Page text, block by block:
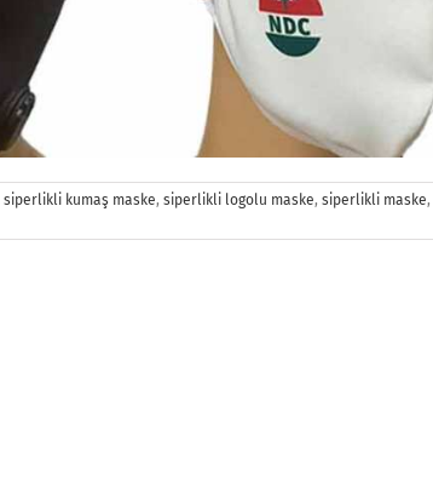
siperlikli kumaş maske, siperlikli logolu maske, siperlikli maske,